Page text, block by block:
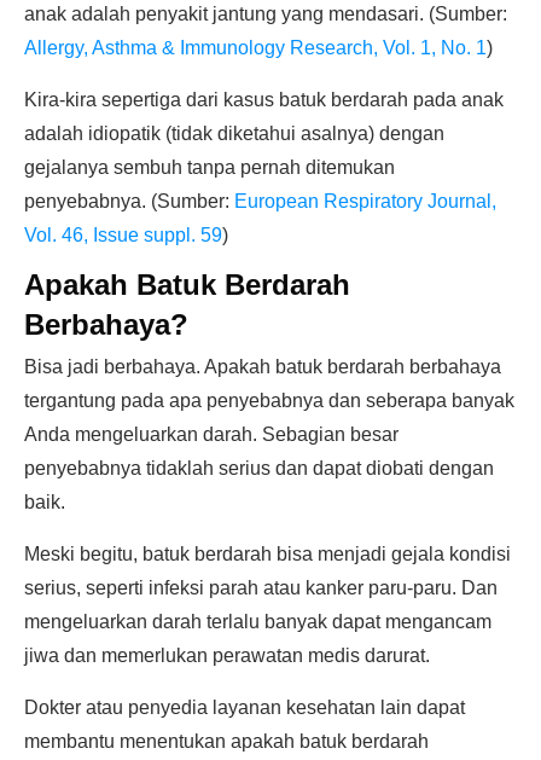
anak adalah penyakit jantung yang mendasari. (Sumber:
Allergy, Asthma & Immunology Research, Vol. 1, No. 1)
Kira-kira sepertiga dari kasus batuk berdarah pada anak
adalah idiopatik (tidak diketahui asalnya) dengan
gejalanya sembuh tanpa pernah ditemukan
penyebabnya. (Sumber: European Respiratory Journal,
Vol. 46, Issue suppl. 59)
Apakah Batuk Berdarah
Berbahaya?
Bisa jadi berbahaya. Apakah batuk berdarah berbahaya
tergantung pada apa penyebabnya dan seberapa banyak
Anda mengeluarkan darah. Sebagian besar
penyebabnya tidaklah serius dan dapat diobati dengan
baik.
Meski begitu, batuk berdarah bisa menjadi gejala kondisi
serius, seperti infeksi parah atau kanker paru-paru. Dan
mengeluarkan darah terlalu banyak dapat mengancam
jiwa dan memerlukan perawatan medis darurat.
Dokter atau penyedia layanan kesehatan lain dapat
membantu menentukan apakah batuk berdarah